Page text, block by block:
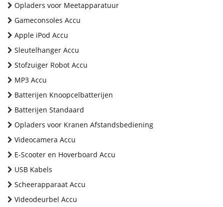
Opladers voor Meetapparatuur
Gameconsoles Accu
Apple iPod Accu
Sleutelhanger Accu
Stofzuiger Robot Accu
MP3 Accu
Batterijen Knoopcelbatterijen
Batterijen Standaard
Opladers voor Kranen Afstandsbediening
Videocamera Accu
E-Scooter en Hoverboard Accu
USB Kabels
Scheerapparaat Accu
Videodeurbel Accu